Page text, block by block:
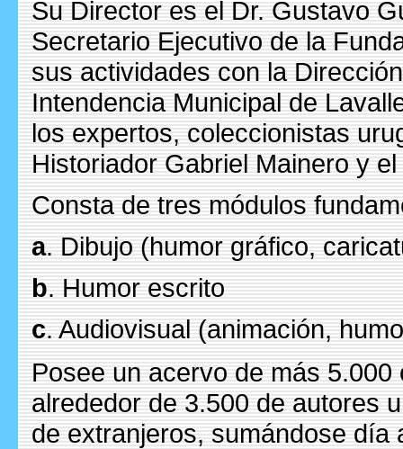
Su Director es el Dr. Gustavo
Secretario Ejecutivo de la
sus actividades con la
Intendencia Municipal de
los expertos, coleccionistas
Historiador Gabriel Mainero y
Consta de tres módulos
a. Dibujo (humor gráfico,
b. Humor escrito
c. Audiovisual (animación,
Posee un acervo de más
alrededor de 3.500 de autores
de extranjeros, sumándose día